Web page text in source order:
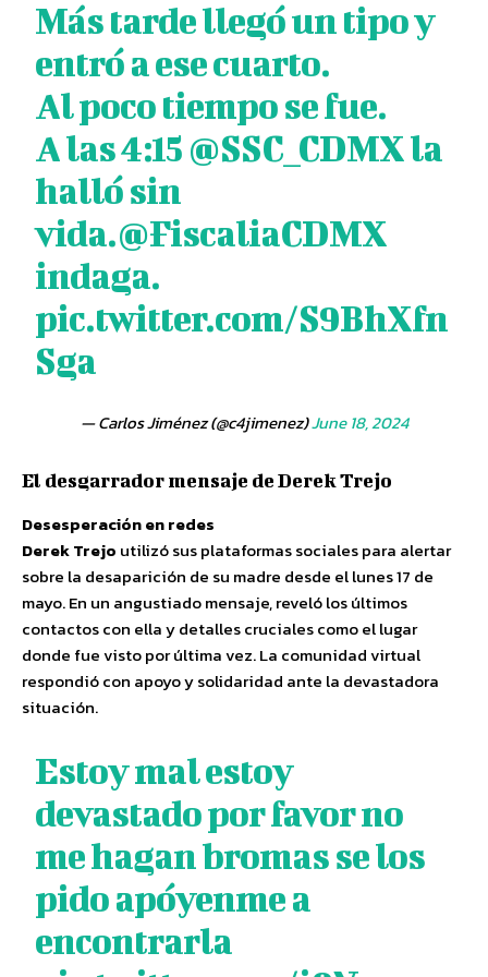
Más tarde llegó un tipo y
entró a ese cuarto.
Al poco tiempo se fue.
A las 4:15 @SSC_CDMXla
halló sin
vida.@FiscaliaCDMX
indaga.
pic.twitter.com/S9BhXfn
Sga
— Carlos Jiménez (@c4jimenez)June 18, 2024
El desgarrador mensaje de Derek Trejo
Desesperación en redes
Derek Trejo utilizó sus plataformas sociales para alertar
sobre la desaparición de su madre desde el lunes 17 de
mayo. En un angustiado mensaje, reveló los últimos
contactos con ella y detalles cruciales como el lugar
donde fue visto por última vez. La comunidad virtual
respondió con apoyo y solidaridad ante la devastadora
situación.
Estoy mal estoy
devastado por favor no
me hagan bromas se los
pido apóyenme a
encontrarla